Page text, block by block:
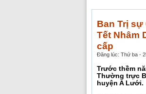
Ban Trị sự
Tết Nhâm
cấp
Đăng lúc: Thứ ba -
Trước thềm
Thường trực
huyện A Lưới.